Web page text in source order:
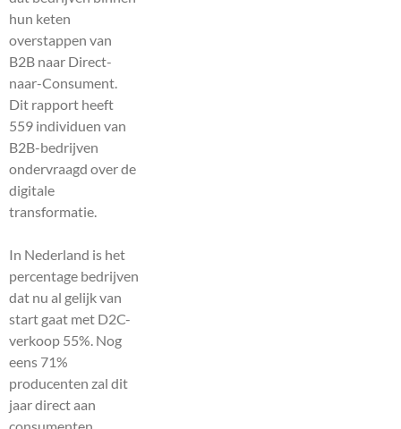
hun keten
overstappen van
B2B naar Direct-
naar-Consument.
Dit rapport heeft
559 individuen van
B2B-bedrijven
ondervraagd over de
digitale
transformatie.
In Nederland is het
percentage bedrijven
dat nu al gelijk van
start gaat met D2C-
verkoop 55%. Nog
eens 71%
producenten zal dit
jaar direct aan